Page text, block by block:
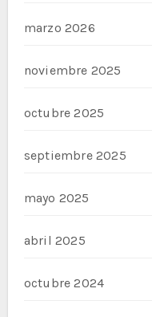
marzo 2026
noviembre 2025
octubre 2025
septiembre 2025
mayo 2025
abril 2025
octubre 2024